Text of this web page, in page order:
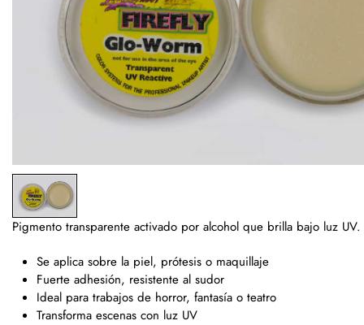
Pigmento transparente activado por alcohol que brilla bajo luz UV.
Se aplica sobre la piel, prótesis o maquillaje
Fuerte adhesión, resistente al sudor
Ideal para trabajos de horror, fantasía o teatro
Transforma escenas con luz UV